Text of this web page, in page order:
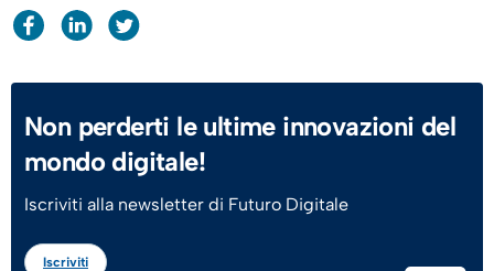
Non perderti le ultime innovazioni del
mondo digitale!
Iscriviti alla newsletter di Futuro Digitale
Iscriviti